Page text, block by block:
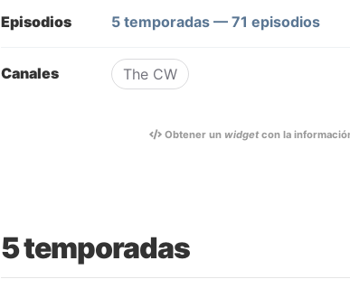
Episodios 5 temporadas — 71 episodios
Canales The CW
Obtener un widgetcon la
5 temporadas